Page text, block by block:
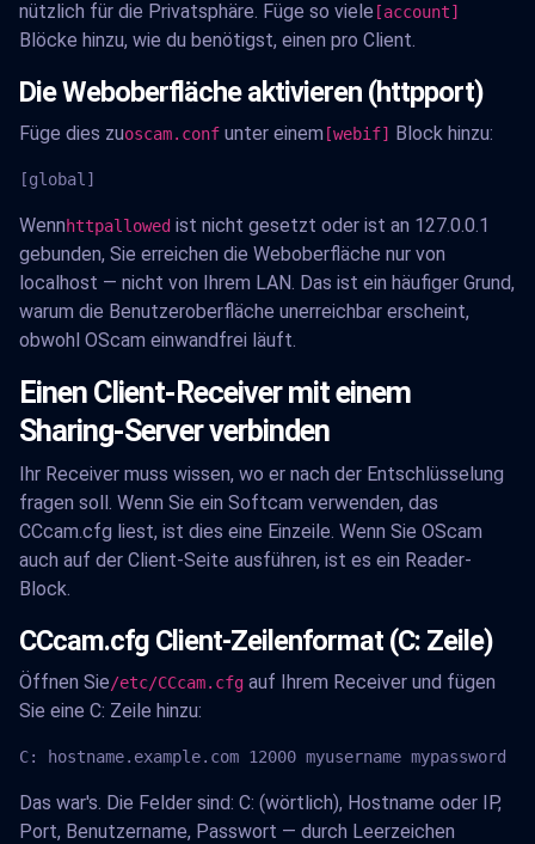
nützlich für die Privatsphäre. Füge so viele [account]
Blöcke hinzu, wie du benötigst, einen pro Client.
Die Weboberfläche aktivieren (httpport)
Füge dies zuoscam.conf unter einem [webif] Block hinzu:
[global]
Wennhttpallowed ist nicht gesetzt oder ist an 127.0.0.1
gebunden, Sie erreichen die Weboberfläche nur von
localhost — nicht von Ihrem LAN. Das ist ein häufiger Grund,
warum die Benutzeroberfläche unerreichbar erscheint,
obwohl OScam einwandfrei läuft.
Einen Client-Receiver mit einem
Sharing-Server verbinden
Ihr Receiver muss wissen, wo er nach der Entschlüsselung
fragen soll. Wenn Sie ein Softcam verwenden, das
CCcam.cfg liest, ist dies eine Einzeile. Wenn Sie OScam
auch auf der Client-Seite ausführen, ist es ein Reader-
Block.
CCcam.cfg Client-Zeilenformat (C: Zeile)
Öffnen Sie/etc/CCcam.cfg auf Ihrem Receiver und fügen
Sie eine C: Zeile hinzu:
C: hostname.example.com 12000 myusername mypassword
Das war's. Die Felder sind: C: (wörtlich), Hostname oder IP,
Port, Benutzername, Passwort — durch Leerzeichen